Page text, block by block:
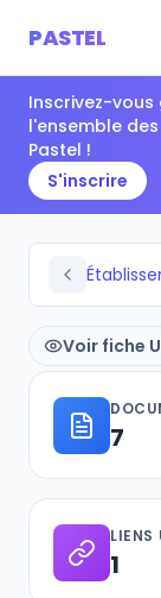
PASTEL
Inscrivez-
l'ensemble
Pastel !
S'inscrire
Voir fiche
7
LIENS
1